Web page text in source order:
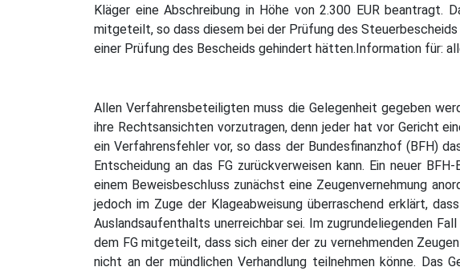
Kläger eine Abschreibung in Höhe von 2.300 EUR beantragt.
mitgeteilt, so dass diesem bei der Prüfung des
einer Prüfung des Bescheids gehindert hätten.Information für:
Allen Verfahrensbeteiligten muss die Gelegenheit gegeben
ihre Rechtsansichten vorzutragen, denn jeder hat vor Gericht
ein Verfahrensfehler vor, so dass der Bundesfinanzhof (BFH)
Entscheidung an das FG zurückverweisen kann. Ein neuer
einem Beweisbeschluss zunächst eine Zeugenvernehmung
jedoch im Zuge der Klageabweisung überraschend erklärt,
Auslandsaufenthalts unerreichbar sei. Im zugrundeliegenden
dem FG mitgeteilt, dass sich einer der zu vernehmenden
nicht an der mündlichen Verhandlung teilnehmen könne. Das